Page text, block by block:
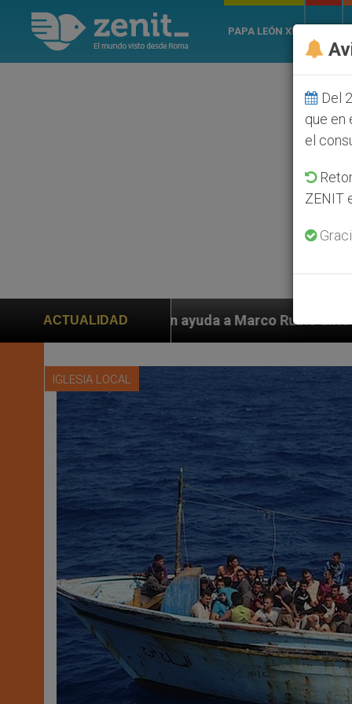
PAPA LEÓN XIV
ACTUALIDAD
a Marco Rubio ante persecución de colonos
IGLESIA LOCAL
Del
que en
el
ZENIT